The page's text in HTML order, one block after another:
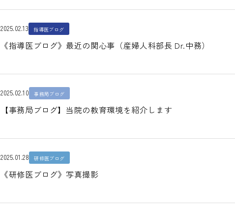
2025.02.13 指導医ブログ
《指導医ブログ》最近の関心事（産婦人科部長 Dr.中務）
2025.02.10 事務局ブログ
【事務局ブログ】当院の教育環境を紹介します
2025.01.28 研修医ブログ
《研修医ブログ》写真撮影